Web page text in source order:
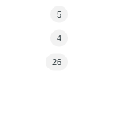
5
4
26